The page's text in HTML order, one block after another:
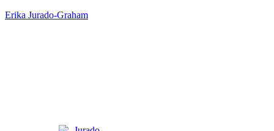
Erika Jurado-Graham